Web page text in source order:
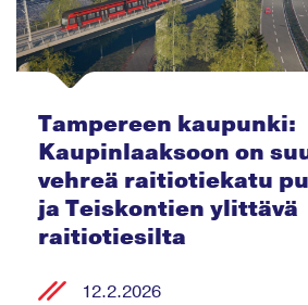
Tampereen kaupunki:
Kaupinlaaksoon on
vehreä raitiotiekatu
ja Teiskontien ylittävä
raitiotiesilta
12.2.2026